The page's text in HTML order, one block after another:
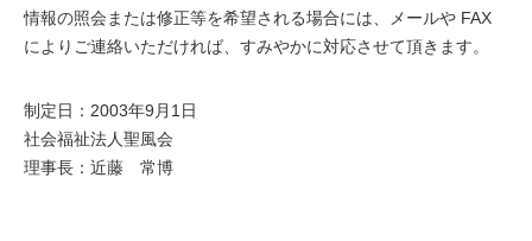
情報の照会または修正等を希望される場合には、メールや FAX
によりご連絡いただければ、すみやかに対応させて頂きます。
制定日：2003年9月1日
社会福祉法人聖風会
理事長：近藤 常博